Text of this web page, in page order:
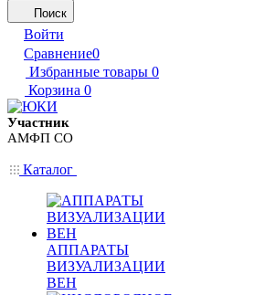
Поиск
Войти
Сравнение0
Избранные товары 0
Корзина 0
Участник
АМФП СО
Каталог
АППАРАТЫ
ВИЗУАЛИЗАЦИИ
ВЕН